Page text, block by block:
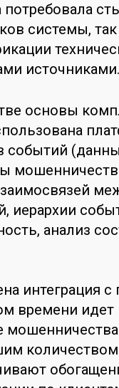
потребовала
системы,
источниками.
основы
событий
иерархии
анализ
интеграция
времени идет